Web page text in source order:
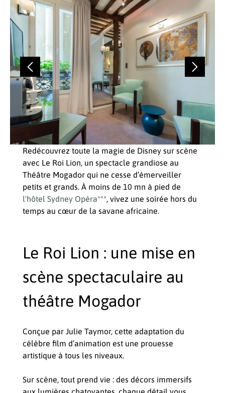
Redécouvrez toute la magie de Disney sur scène
avec Le Roi Lion, un spectacle grandiose au
Théâtre Mogador qui ne cesse d’émerveiller
petits et grands. À moins de 10 mn à pied de
l'hôtel Sydney Opéra***, vivez une soirée hors du
temps au cœur de la savane africaine.
Le Roi Lion : une mise en
scène spectaculaire au
théâtre Mogador
Conçue par Julie Taymor, cette adaptation du
célèbre film d’animation est une prouesse
artistique à tous les niveaux.
Sur scène, tout prend vie : des décors immersifs